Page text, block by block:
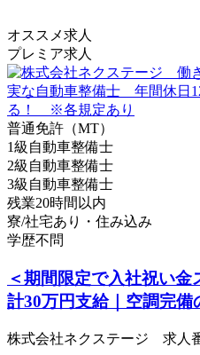
オススメ求人
プレミア求人
普通免許（MT）
1級自動車整備士
2級自動車整備士
3級自動車整備士
残業20時間以内
寮/社宅あり・住み込み
学歴不問
＜期間限定で入社祝い
計30万円支給｜空調完備
株式会社ネクステージ 求人